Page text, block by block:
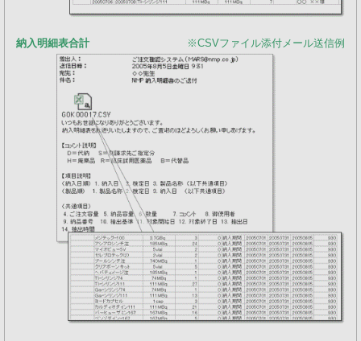
納入明細表合計 ※CSVファイル添付メール送信例